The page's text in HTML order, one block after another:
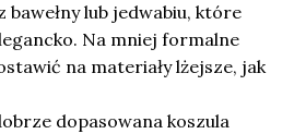
bawełny lub jedwabiu, które
Na mniej formalne
na materiały lżejsze, jak
dopasowana koszula